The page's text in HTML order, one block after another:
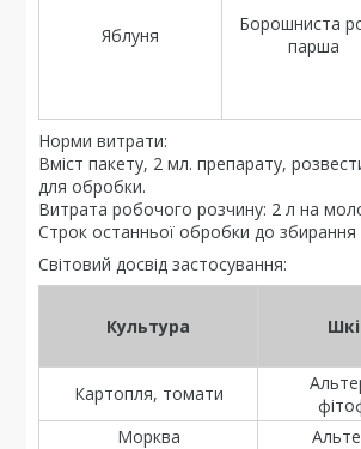
Яблуня
Борошниста
парша
Норми витрати:
Вміст пакету, 2 мл. препарату,
для обробки.
Витрата робочого розчину: 2 л на
Строк останньої обробки до
Світовий досвід застосування:
Культура
Картопля, томати
Морква